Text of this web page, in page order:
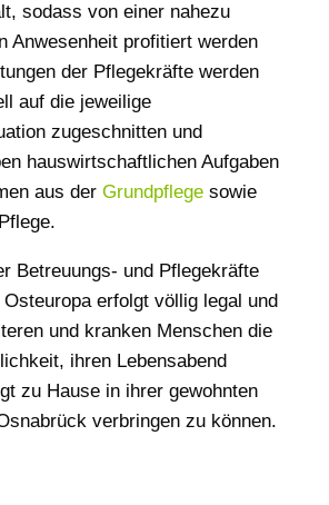
sodass von einer nahezu
Anwesenheit profitiert werden
der Pflegekräfte werden
auf die jeweilige
zugeschnitten und
hauswirtschaftlichen Aufgaben
aus der Grundpflege sowie
Betreuungs- und Pflegekräfte
erfolgt völlig legal und
und kranken Menschen die
ihren Lebensabend
zu Hause in ihrer gewohnten
verbringen zu können.